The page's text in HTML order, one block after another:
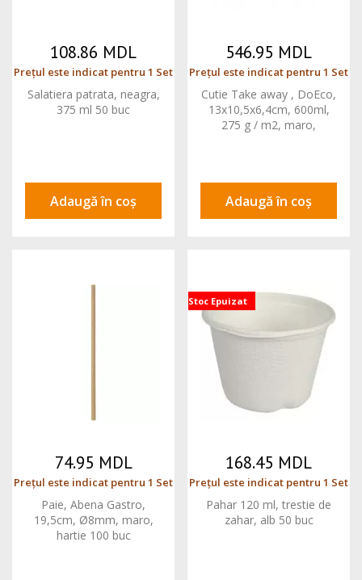
108.86 MDL
Prețul este indicat pentru 1 Set
Salatiera patrata, neagra,
375 ml 50 buc
Adaugă în coș
546.95 MDL
Prețul este indicat pentru 1 Set
Cutie Take away , DoEco,
13x10,5x6,4cm, 600ml,
275 g / m2, maro,
Adaugă în coș
74.95 MDL
Prețul este indicat pentru 1 Set
Paie, Abena Gastro,
19,5cm, Ø8mm, maro,
hartie 100 buc
Stoc Epuizat
168.45 MDL
Prețul este indicat pentru 1 Set
Pahar 120 ml, trestie de
zahar, alb 50 buc